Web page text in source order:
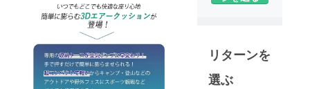
日本の皆様
にも是非体
験していた
リターンを
選ぶ